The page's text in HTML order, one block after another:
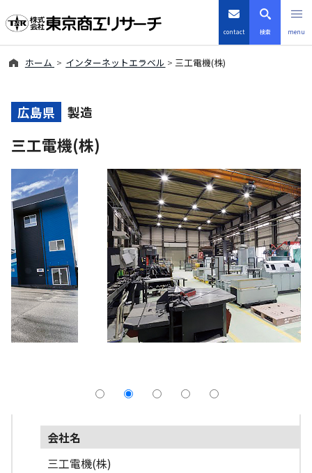
contact 検索 menu
優良企業サイト
会社案内
商品・サービス
導入事例
採用情報
English
ホーム インターネットエラベル 三工電機(株)
広島県 製造
三工電機(株)
会社名
三工電機(株)